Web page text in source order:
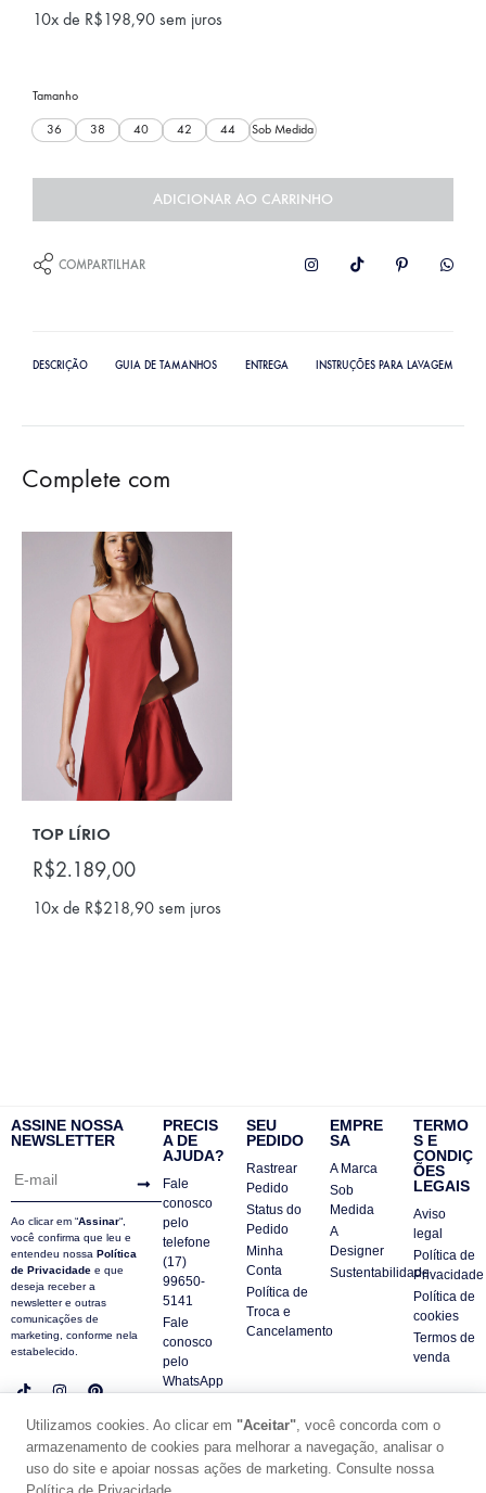
10x de R$198,90 sem juros
Tamanho
36 38 40 42 44 Sob Medida
ADICIONAR AO CARRINHO
COMPARTILHAR
DESCRIÇÃO GUIA DE TAMANHOS ENTREGA INSTRUÇÕES PARA LAVAGEM
Complete com
TOP LÍRIO
R$2.189,00
10x de R$218,90 sem juros
ASSINE NOSSA
NEWSLETTER
Ao clicar em “Assinar“,
você confirma que leu e
entendeu nossa Política
de Privacidade e que
deseja receber a
newsletter e outras
comunicações de
marketing, conforme nela
estabelecido.
PRECIS
A DE
AJUDA?
Fale
conosco
pelo
telefone
(17)
99650-
5141
Fale
conosco
pelo
WhatsApp
FAQ
SEU
PEDIDO
Rastrear
Pedido
Status do
Pedido
Minha
Conta
Política de
Troca e
Cancelamento
EMPRE
SA
A Marca
Sob
Medida
A
Designer
Sustentabilidade
TERMO
S E
CONDIÇ
ÕES
LEGAIS
Aviso
legal
Política de
Privacidade
Política de
cookies
Termos de
venda
© DUE PANNO - 2024 -
Utilizamos cookies. Ao clicar em "Aceitar", você concorda com o
armazenamento de cookies para melhorar a navegação, analisar o
uso do site e apoiar nossas ações de marketing. Consulte nossa